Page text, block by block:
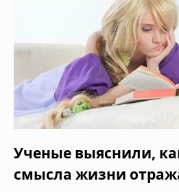
Ученые выяснили,
смысла жизни